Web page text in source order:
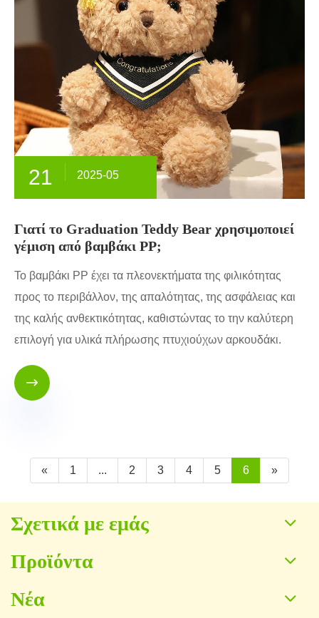
21 2025-05
Γιατί το Graduation Teddy Bear χρησιμοποιεί
γέμιση από βαμβάκι PP;
Το βαμβάκι PP έχει τα πλεονεκτήματα της φιλικότητας
προς το περιβάλλον, της απαλότητας, της ασφάλειας και
της καλής ανθεκτικότητας, καθιστώντας το την καλύτερη
επιλογή για υλικά πλήρωσης πτυχιούχων αρκουδάκι.

« 1 ... 2 3 4 5 6 »
Σχετικά με εμάς
Προϊόντα
Νέα